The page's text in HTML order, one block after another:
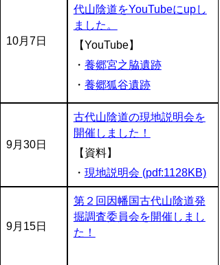
10月7日
代山陰道をYouTubeにupし
ました。
【YouTube】
・ 養郷宮之脇遺跡
・ 養郷狐谷遺跡
9月30日
古代山陰道の現地説明会を
開催しました！
【資料】
・ 現地説明会 (pdf:1128KB)
9月15日
第２回因幡国古代山陰道発
掘調査委員会を開催しまし
た！